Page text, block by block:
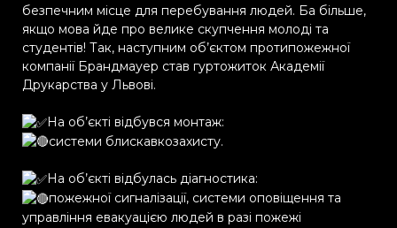
безпечним місце для перебування людей. Ба більше,
якщо мова йде про велике скупчення молоді та
студентів! Так, наступним об’єктом протипожежної
компанії Брандмауер став гуртожиток Академії
Друкарства у Львові.
На об’єкті відбувся монтаж:
системи блискавкозахисту.
На об’єкті відбулась діагностика:
пожежної сигналізації, системи оповіщення та
управління евакуацією людей в разі пожежі